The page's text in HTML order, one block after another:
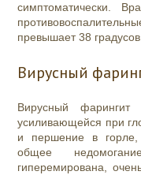
симптоматически.
превышает 38
Вирусный
Вирусный
усиливающейся при
и першение в горле,
общее
гиперемирована,